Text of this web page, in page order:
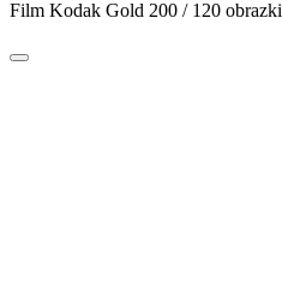
Film Kodak Gold 200 / 120 obrazki